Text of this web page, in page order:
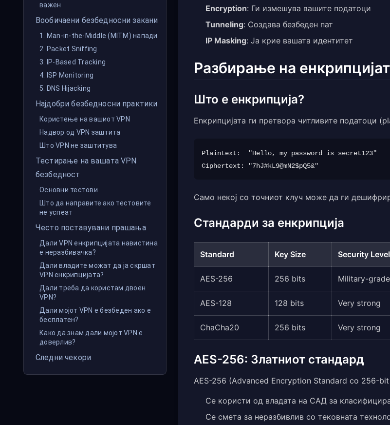
важен
Вообичаени безбедносни закани
1. Man-in-the-Middle (MITM) напади
2. Packet Sniffing
3. IP-Based Tracking
4. ISP Monitoring
5. DNS Hijacking
Најдобри безбедносни практики
Користење на вашиот VPN
Надвор од VPN заштита
Што VPN не заштитува
Тестирање на вашата VPN
безбедност
Основни тестови
Што да направите ако тестовите
не успеат
Често поставувани прашања
Дали VPN енкрипцијата навистина
е неразбивачка?
Дали владите можат да ја скршат
VPN енкрипцијата?
Дали треба да користам двоен
VPN?
Дали мојот VPN е безбеден ако е
бесплатен?
Како да знам дали мојот VPN е
доверлив?
Следни чекори
Encryption: Ги измешува вашите податоци
Tunneling: Создава безбеден пат
IP Masking: Ја крие вашата идентитет
Разбирање на
Што е енкрипција?
Enкрипцијата ги претвора читливите податоци
Plaintext:  "Hello, my password is secret123"
Само некој со точниот клуч може да ги
Стандарди за енкрипција
Standard Key Size Security Level
AES-256 256 bits Military-grade
AES-128 128 bits Very strong
ChaCha20 256 bits Very strong
AES-256: Златниот стандард
AES-256 (Advanced Encryption Standard со 256-bit
Се користи од владата на САД за
Се смета за неразбивлив со тековната